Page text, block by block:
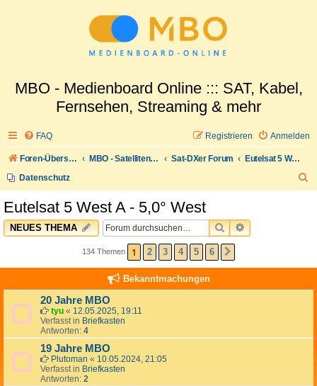
MBO - Medienboard Online ::: SAT, Kabel,
Fernsehen, Streaming & mehr
FAQ Anmelden
Registrieren
Foren-Übersicht MBO - Satellitenwelt Sat-DXer Forum
Eutelsat 5 West A - 5,0° West
Datenschutz
Eutelsat 5 West A - 5,0° West
NEUES THEMA SUCHEERWEITERTE
134 Themen 1 2 3 4 5 6
Bekanntmachungen
20 Jahre MBO
tyu « 12.05.2025, 19:11
Verfasst in Briefkasten
Antworten: 4
19 Jahre MBO
Plutoman « 10.05.2024, 21:05
Verfasst in Briefkasten
Antworten: 2